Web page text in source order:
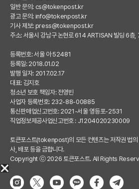
일반 문의: cs@tokenpost.kr
광고 문의: info@tokenpost.kr
기사 제보: press@tokenpost.kr
주소: 서울시 강남구 논현로 614 ARTISAN 빌딩 6층,
등록번호: 서울 아 52481
등록일: 2018.01.02
발행 일자: 2017.02.17
대표: 김지호
청소년 보호 책임자: 전영빈
사업자 등록번호: 232-88-00885
통신판매업신고번호: 2021-서울 영등포-2531
직업정보제공사업신고번호 : J1204020230009
토큰포스트(tokenpost)의 모든 컨텐츠는 저작권 법의
사, 배포 등을 금합니다.
Copyright ⓒ 2026 토큰포스트. All Rights